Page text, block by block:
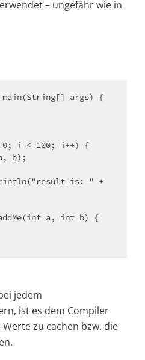
– ungefähr wie in
args) {​
a, int b) {​
jedem
ist es dem Compiler
zu cachen bzw. die